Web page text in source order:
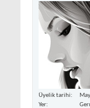
Üyelik tarihi
Yer